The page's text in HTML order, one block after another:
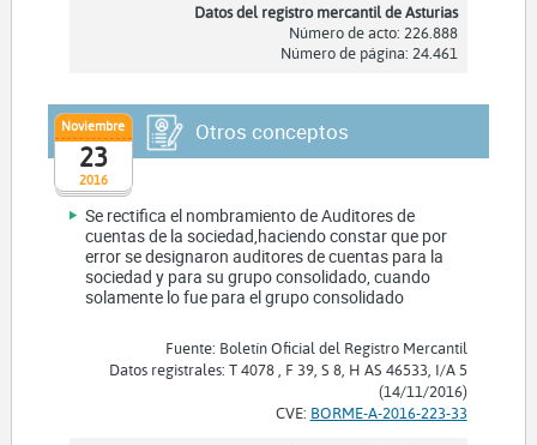
Datos del registro mercantil de Asturias
Número de acto: 226.888
Número de página: 24.461
2016
Noviembre
23
Otros conceptos
Se rectifica el nombramiento de Auditores de
cuentas de la sociedad,haciendo constar que por
error se designaron auditores de cuentas para la
sociedad y para su grupo consolidado, cuando
solamente lo fue para el grupo consolidado
Fuente: Boletín Oficial del Registro Mercantil
Datos registrales: T 4078 , F 39, S 8, H AS 46533, I/A 5
(14/11/2016)
CVE: BORME-A-2016-223-33